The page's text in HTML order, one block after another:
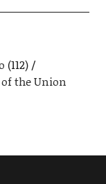
(112)
of the Union